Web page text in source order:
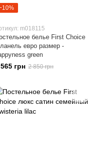
m018115
белье First Choice
евро размер -
green
грн 2 850 грн